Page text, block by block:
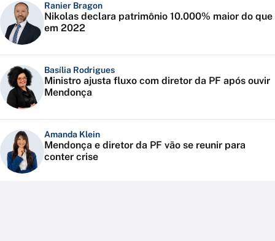
Ranier Bragon
Nikolas declara patrimônio 10.000% maior do que
em 2022
Basília Rodrigues
Ministro ajusta fluxo com diretor da PF após ouvir
Mendonça
Amanda Klein
Mendonça e diretor da PF vão se reunir para
conter crise